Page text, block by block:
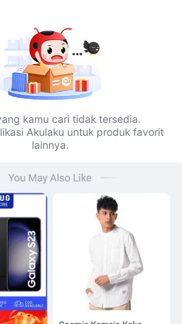
kamu cari tidak tersedia.
Akulaku untuk produk favorit
lainnya.